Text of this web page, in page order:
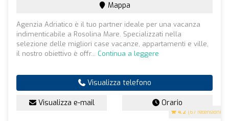
4.2 (67 recensioni)
Mappa
Agenzia Adriatico è il tuo partner ideale per una vacanza
indimenticabile a Rosolina Mare. Specializzati nella
selezione delle migliori case vacanze, appartamenti e ville,
il nostro obiettivo è offr... Continua a leggere
Visualizza telefono
Visualizza e-mail Orario